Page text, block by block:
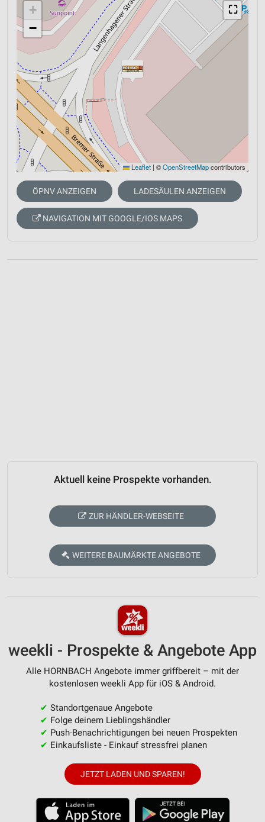
⛶
+
−
Leaflet | ©OpenStreetMapcontributors
ÖPNV ANZEIGEN LADESÄULEN ANZEIGEN
NAVIGATION MIT GOOGLE/IOS MAPS
Aktuell keine Prospekte vorhanden.
ZUR HÄNDLER-WEBSEITE
WEITERE BAUMÄRKTE ANGEBOTE
weekli - Prospekte & Angebote App
Alle HORNBACH Angebote immer griffbereit – mit der
kostenlosen weekli App für iOS & Android.
✔ Standortgenaue Angebote
✔ Folge deinem Lieblingshändler
✔ Push-Benachrichtigungen bei neuen Prospekten
✔ Einkaufsliste - Einkauf stressfrei planen
JETZT LADEN UND SPAREN!